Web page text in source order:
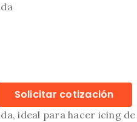
Solicitar cotización
ideal para hacer icing